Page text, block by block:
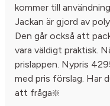
kommer till
Jackan är gjord av
Den går också att
vara väldigt praktisk.
prislappen. Nypris
med pris förslag. Har
att fråga❇️